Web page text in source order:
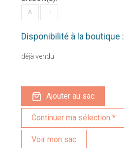
A H
Disponibilité à la boutique :
déjà vendu
Ajouter au sac
Voir mon sac